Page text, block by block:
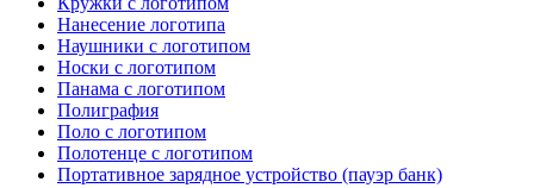
Нанесение логотипа
Наушники с логотипом
Носки с логотипом
Панама с логотипом
Полиграфия
Поло с логотипом
Полотенце с логотипом
Портативное зарядное устройство (пауэр банк)